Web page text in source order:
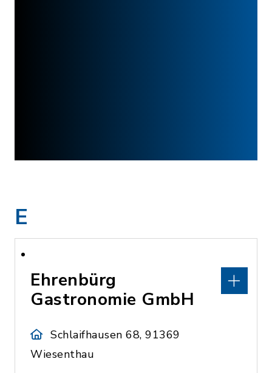
E
Ehrenbürg
Gastronomie GmbH
Schlaifhausen 68, 91369
Wiesenthau